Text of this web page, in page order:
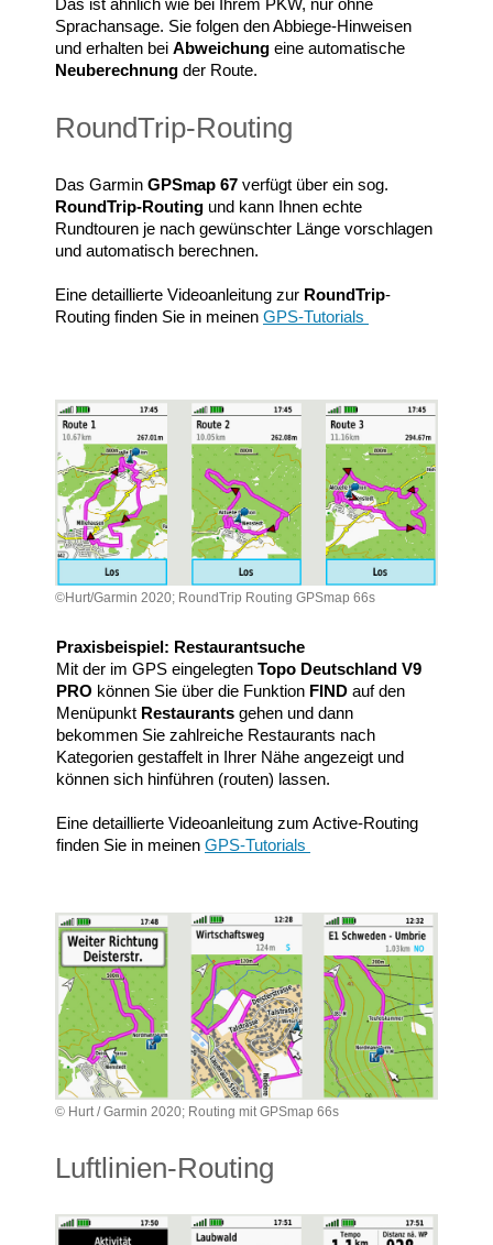
Das ist ähnlich wie bei Ihrem PKW, nur ohne
Sprachansage. Sie folgen den Abbiege-Hinweisen
und erhalten bei Abweichung eine automatische
Neuberechnung der Route.
RoundTrip-Routing
Das Garmin GPSmap 67 verfügt über ein sog.
RoundTrip-Routing und kann Ihnen echte
Rundtouren je nach gewünschter Länge vorschlagen
und automatisch berechnen.
Eine detaillierte Videoanleitung zur RoundTrip-
Routing finden Sie in meinen GPS-Tutorials
©Hurt/Garmin 2020; RoundTrip Routing GPSmap 66s
Praxisbeispiel: Restaurantsuche
Mit der im GPS eingelegten Topo Deutschland V9
PRO können Sie über die Funktion FIND auf den
Menüpunkt Restaurants gehen und dann
bekommen Sie zahlreiche Restaurants nach
Kategorien gestaffelt in Ihrer Nähe angezeigt und
können sich hinführen (routen) lassen.
Eine detaillierte Videoanleitung zum Active-Routing
finden Sie in meinen GPS-Tutorials
© Hurt / Garmin 2020; Routing mit GPSmap 66s
Luftlinien-Routing